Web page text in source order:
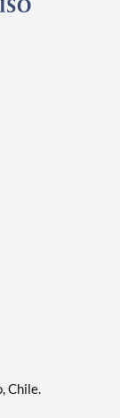
Chile.